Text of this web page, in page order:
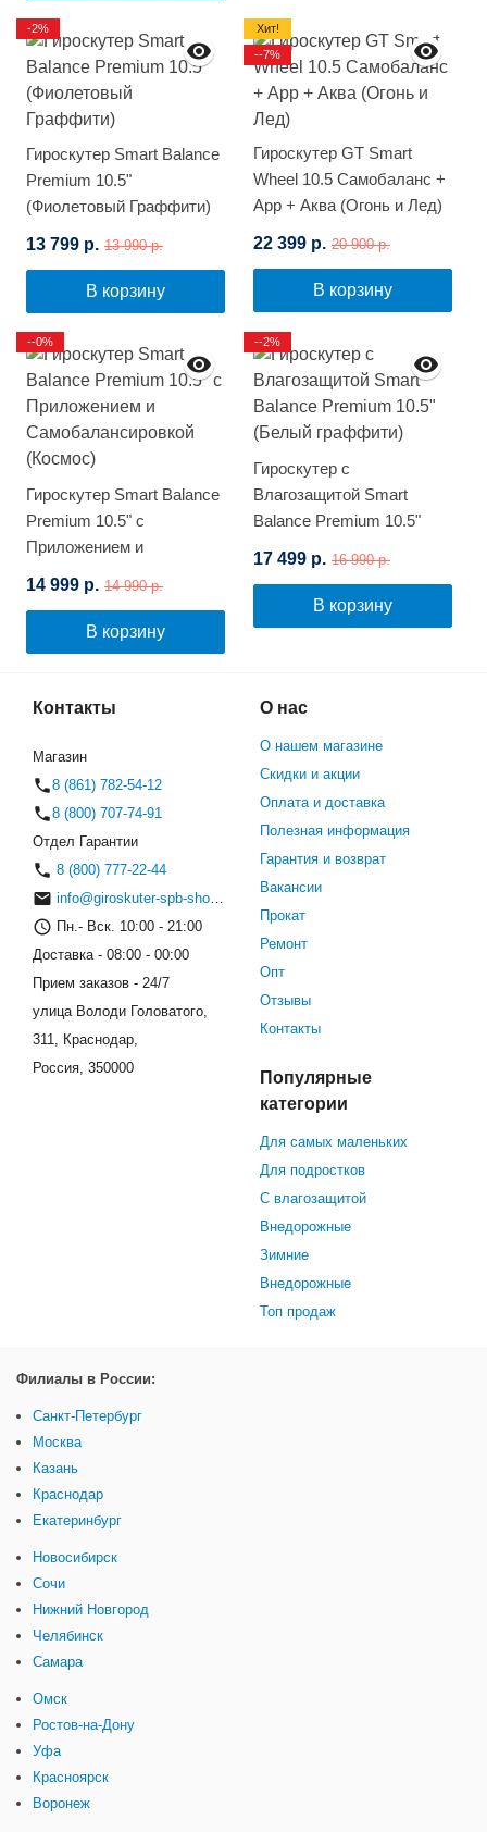
Гироскутер Smart Balance
Premium 10.5"
(Фиолетовый Граффити)
13 799 р. 13 990 р.
В корзину
-2%
Гироскутер GT Smart
Wheel 10.5 Самобаланс +
App + Аква (Огонь и Лед)
22 399 р. 20 900 р.
В корзину
Хит!
--7%
Гироскутер Smart Balance
Premium 10.5" с
Приложением и
(Космос)
14 999 р. 14 990 р.
В корзину
--0%
Гироскутер с
Влагозащитой Smart
Balance Premium 10.5"
17 499 р. 16 990 р.
В корзину
--2%
Контакты
Магазин
8 (861) 782-54-12
8 (800) 707-74-91
Отдел Гарантии
8 (800) 777-22-44
info@giroskuter-spb-shop.ru
Пн.- Вск. 10:00 - 21:00
Доставка - 08:00 - 00:00
Прием заказов - 24/7
улица Володи Головатого,
311, Краснодар,
Россия, 350000
О нас
О нашем магазине
Скидки и акции
Оплата и доставка
Полезная информация
Гарантия и возврат
Вакансии
Прокат
Ремонт
Опт
Отзывы
Контакты
Популярные
категории
Для самых маленьких
Для подростков
С влагозащитой
Внедорожные
Зимние
Внедорожные
Топ продаж
Филиалы в России:
Санкт-Петербург
Москва
Казань
Краснодар
Екатеринбург
Новосибирск
Сочи
Нижний Новгород
Челябинск
Самара
Омск
Ростов-на-Дону
Уфа
Красноярск
Воронеж